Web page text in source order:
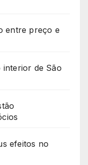
entre preço e
interior de São
efeitos no